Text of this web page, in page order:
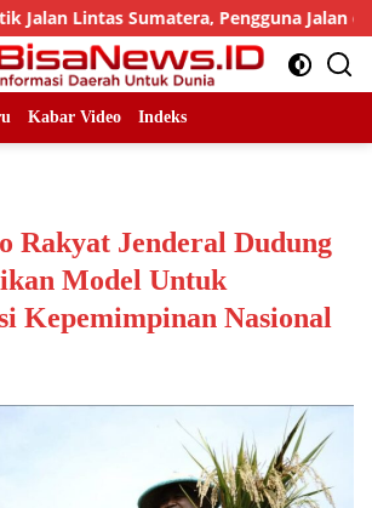
Sumatera, Pengguna Jalan diimbau
Kabar Video Indeks
Rakyat Jenderal Dudung
Model Untuk
Kepemimpinan Nasional